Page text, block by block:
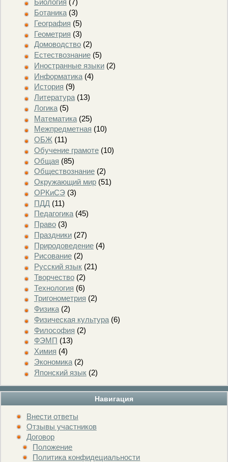
Биология (7)
Ботаника(3)
География (5)
Геометрия (3)
Домоводство(2)
Естествознание(5)
Иностранные языки(2)
Информатика(4)
История (9)
Литература(13)
Логика(5)
Математика(25)
Межпредметная (10)
ОБЖ (11)
Обучение грамоте(10)
Общая (85)
Обществознание(2)
Окружающий мир(51)
ОРКиСЭ(3)
ПДД (11)
Педагогика(45)
Право(3)
Праздники(27)
Природоведение(4)
Рисование(2)
Русский язык(21)
Творчество(2)
Технология (6)
Тригонометрия (2)
Физика(2)
Физическая культура(6)
Философия (2)
ФЭМП (13)
Химия (4)
Экономика(2)
Японский язык(2)
Навигация
Внести ответы
Отзывы участников
Договор
Положение
Политика конфидециальности